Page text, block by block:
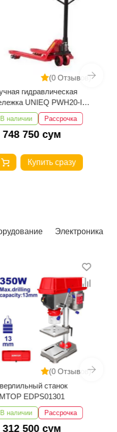
(0 Отзывов)
гидравлическая
UNIEQ PWH20-III
550
В наличии Рассрочка
748 750 сум
Купить сразу
Электроника
(0 Отзывов)
станок
EDPS01301
В наличии Рассрочка
312 500 сум